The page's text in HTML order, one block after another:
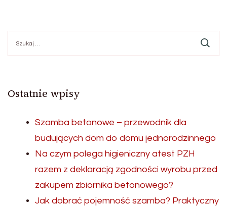
Ostatnie wpisy
Szamba betonowe – przewodnik dla
budujących dom do domu jednorodzinnego
Na czym polega higieniczny atest PZH
razem z deklaracją zgodności wyrobu przed
zakupem zbiornika betonowego?
Jak dobrać pojemność szamba? Praktyczny